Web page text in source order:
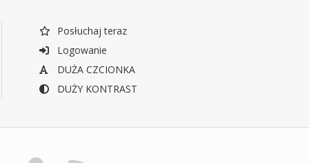
Posłuchaj teraz
Logowanie
DUŻA CZCIONKA
DUŻY KONTRAST